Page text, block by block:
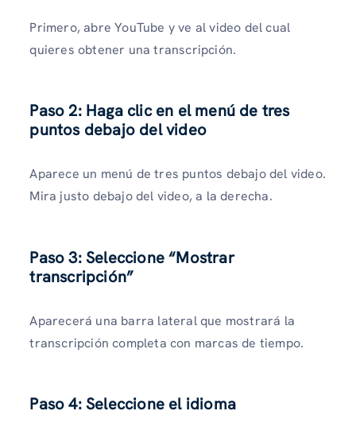
Primero, abre YouTube y ve al video del cual
quieres obtener una transcripción.
Paso 2: Haga clic en el menú de tres
puntos debajo del video
Aparece un menú de tres puntos debajo del video.
Mira justo debajo del video, a la derecha.
Paso 3: Seleccione “Mostrar
transcripción”
Aparecerá una barra lateral que mostrará la
transcripción completa con marcas de tiempo.
Paso 4: Seleccione el idioma